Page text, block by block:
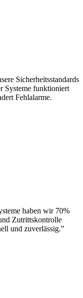
Sicherheitsstandards
Systeme funktioniert
Fehlalarme.
haben wir 70%
Zutrittskontrolle
und zuverlässig.”